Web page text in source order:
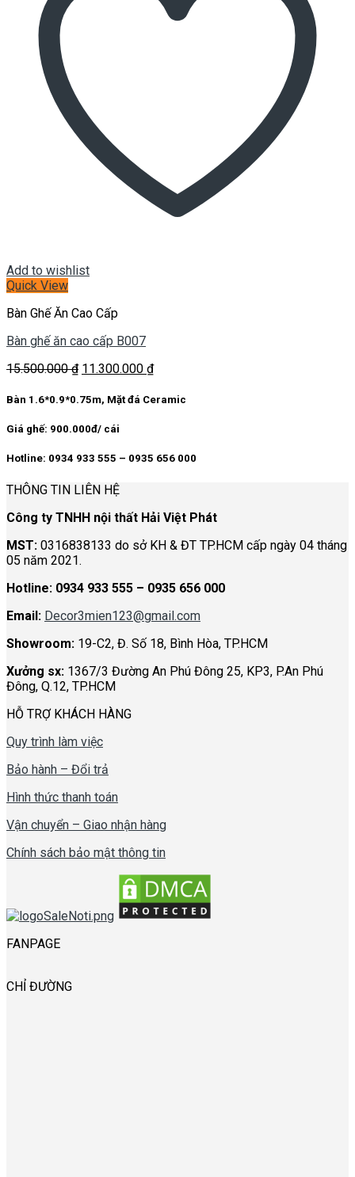
Add to wishlist
Quick View
Bàn Ghế Ăn Cao Cấp
Bàn ghế ăn cao cấp B007
15.500.000₫ Giá
là:
11.300.000 ₫Giá
tại
Bàn 1.6*0.9*0.75m, Mặt đá Ceramic
Giá ghế: 900.000đ/ cái
Hotline: 0934 933 555 – 0935 656 000
THÔNG TIN LIÊN HỆ
Công ty TNHH nội thất Hải Việt Phát
MST: 0316838133 do sở KH & ĐT TP.HCM cấp ngày 04 tháng
05 năm 2021.
Hotline: 0934 933 555 – 0935 656 000
Email: Decor3mien123@gmail.com
Showroom: 19-C2, Đ. Số 18, Bình Hòa, TP.HCM
Xưởng sx: 1367/3 Đường An Phú Đông 25, KP3, P.An Phú
Đông, Q.12, TP.HCM
HỖ TRỢ KHÁCH HÀNG
Quy trình làm việc
Bảo hành – Đổi trả
Hình thức thanh toán
Vận chuyển – Giao nhận hàng
Chính sách bảo mật thông tin
FANPAGE
CHỈ ĐƯỜNG